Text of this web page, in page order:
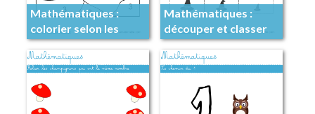
Mathématiques :
colorier selon les
indications
Mathématiques :
découper et classer
du plus grand au plus
petit